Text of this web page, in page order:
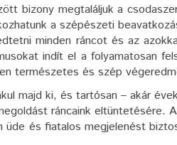
bizony megtaláljuk a
a szépészeti
minden ráncot és az
indít el a folyamatosan
természetes és szép
majd ki, és tartósan – akár
ráncaink eltüntetésére.
üde és fiatalos megjelenést